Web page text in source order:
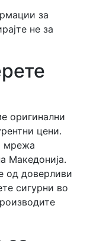
за
не за
оригинални
цени.
мрежа
Македонија.
од доверливи
сигурни во